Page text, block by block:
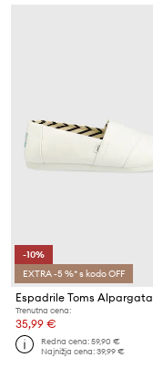
-10%
EXTRA -5 %* s kodo OFF
Espadrile Toms Alpargata
Trenutna cena:
35,99 €
Redna cena:59,90 €
Najnižja cena:39,99 €